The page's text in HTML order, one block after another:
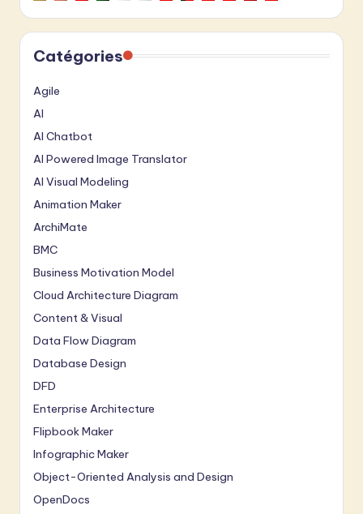
Catégories
Agile
AI
AI Chatbot
AI Powered Image Translator
AI Visual Modeling
Animation Maker
ArchiMate
BMC
Business Motivation Model
Cloud Architecture Diagram
Content & Visual
Data Flow Diagram
Database Design
DFD
Enterprise Architecture
Flipbook Maker
Infographic Maker
Object-Oriented Analysis and Design
OpenDocs